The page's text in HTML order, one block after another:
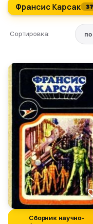
Франсис Карсак
Сортировка:
Сборник научно-